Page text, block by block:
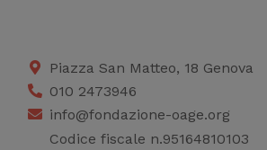
Piazza San Matteo, 18 Genova
010 2473946
info@fondazione-oage.org
Codice fiscale n.95164810103